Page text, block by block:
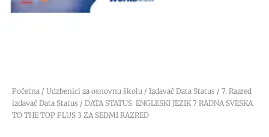
Početna / Udzbenici za osnovnu školu / Izdavač Data Status / 7. Razred
izdavač Data Status / DATA STATUS ENGLESKI JEZIK 7 RADNA SVESKA
TO THE TOP PLUS 3 ZA SEDMI RAZRED